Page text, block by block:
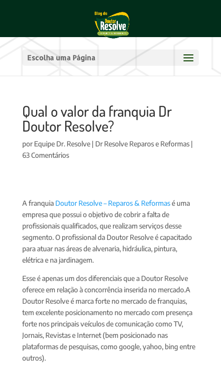
Escolha uma Página
Qual o valor da franquia Dr
Doutor Resolve?
por Equipe Dr. Resolve| Dr Resolve Reparos e Reformas|
63 Comentários
A franquiaDoutor Resolve – Reparos & Reformasé uma
empresa que possui o objetivo de cobrir a falta de
profissionais qualificados, que realizam serviços desse
segmento. O profissional da Doutor Resolve é capacitado
para atuar nas áreas de alvenaria, hidráulica, pintura,
elétrica e na jardinagem.
Esse é apenas um dos diferenciais que a Doutor Resolve
oferece em relação à concorrência inserida no mercado.A
Doutor Resolve é marca forte no mercado de franquias,
tem excelente posicionamento no mercado com presença
forte nos principais veículos de comunicação como TV,
Jornais, Revistas e Internet (bem posicionado nas
plataformas de pesquisas, como google, yahoo, bing entre
outros).